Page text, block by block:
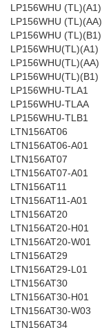
LP156WHU (TL)(A1)
LP156WHU (TL)(AA)
LP156WHU (TL)(B1)
LP156WHU(TL)(A1)
LP156WHU(TL)(AA)
LP156WHU(TL)(B1)
LP156WHU-TLA1
LP156WHU-TLAA
LP156WHU-TLB1
LTN156AT06
LTN156AT06-A01
LTN156AT07
LTN156AT07-A01
LTN156AT11
LTN156AT11-A01
LTN156AT20
LTN156AT20-H01
LTN156AT20-W01
LTN156AT29
LTN156AT29-L01
LTN156AT30
LTN156AT30-H01
LTN156AT30-W03
LTN156AT34